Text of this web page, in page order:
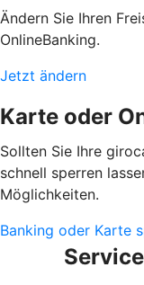
Ändern Sie Ihren
OnlineBanking.
Jetzt ändern
Karte oder
Sollten Sie Ihre
schnell sperren
Möglichkeiten.
Banking oder Karte